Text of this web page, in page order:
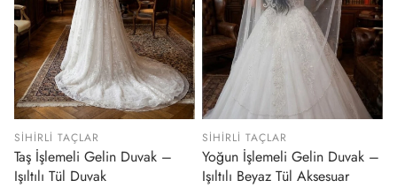
SIHIRLI TAÇLAR
Taş İşlemeli Gelin Duvak –
Işıltılı Tül Duvak
SIHIRLI TAÇLAR
Yoğun İşlemeli Gelin Duvak –
Işıltılı Beyaz Tül Aksesuar